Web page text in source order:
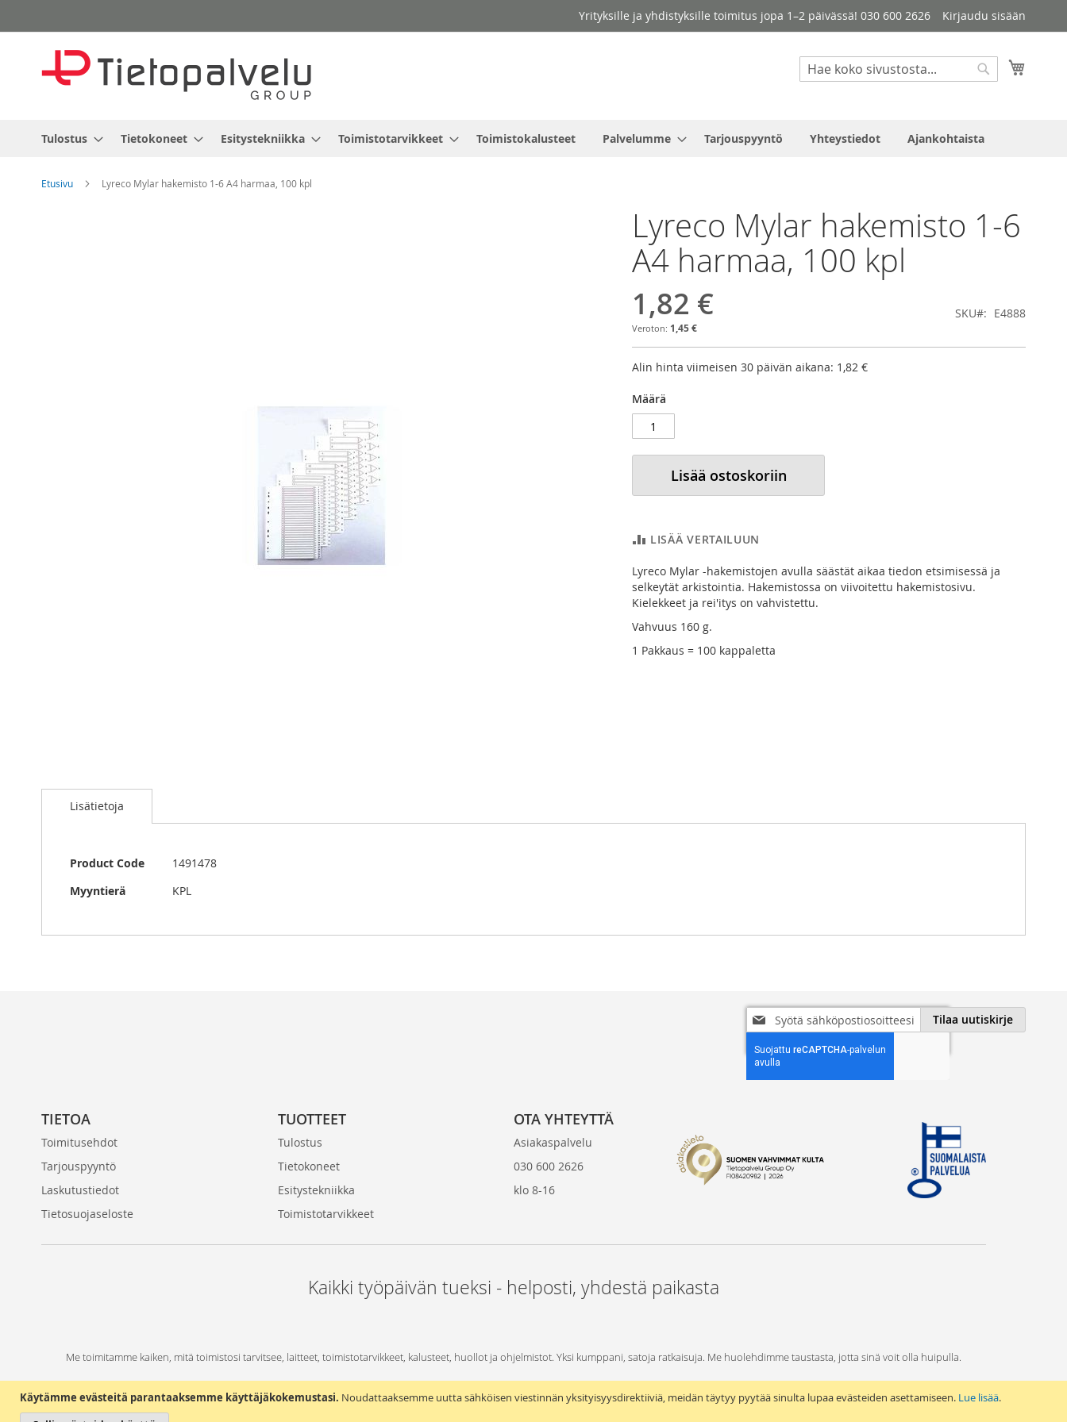
Käytämme evästeitä parantaaksemme käyttäjäkokemustasi. Noudattaaksemme uutta sähköisen viestinnän yksityisyysdirektiiviä, meidän täytyy pyytää sinulta lupaa evästeiden asettamiseen. Lue lisää.
to
Content
Yrityksille ja yhdistyksille toimitus jopa 1–2 päivässä! 030 600 2626 Kirjaudu sisään
Haku
Haku
Tulostus Tietokoneet Esitystekniikka Toimistotarvikkeet Toimistokalusteet Palvelumme Tarjouspyyntö Yhteystiedot Ajankohtaista
Etusivu Lyreco Mylar hakemisto 1-6 A4 harmaa, 100 kpl
to
images
gallery
Lyreco Mylar hakemisto 1-6
A4 harmaa, 100 kpl
1,82 €
1,45 €
SKU E4888
Alin hinta viimeisen 30 päivän aikana: 1,82 €
Määrä
Lisää ostoskoriin
LISÄÄ VERTAILUUN
Lyreco Mylar -hakemistojen avulla säästät aikaa tiedon etsimisessä ja
selkeytät arkistointia. Hakemistossa on viivoitettu hakemistosivu.
Kielekkeet ja rei'itys on vahvistettu.
Vahvuus 160 g.
1 Pakkaus = 100 kappaletta
Lisätietoja
Lisätietoja
Product Code
1491478
Myyntierä
KPL
Tilaa
uutiskirjeemme:
Tilaa uutiskirje
TIETOA
Toimitusehdot
Tarjouspyyntö
Laskutustiedot
Tietosuojaseloste
TUOTTEET
Tulostus
Tietokoneet
Esitystekniikka
Toimistotarvikkeet
OTA YHTEYTTÄ
Asiakaspalvelu
030 600 2626
klo 8-16
Kaikki työpäivän tueksi - helposti, yhdestä paikasta
Me toimitamme kaiken, mitä toimistosi tarvitsee, laitteet, toimistotarvikkeet, kalusteet, huollot ja ohjelmistot. Yksi kumppani, satoja ratkaisuja. Me huolehdimme taustasta, jotta sinä voit olla huipulla.